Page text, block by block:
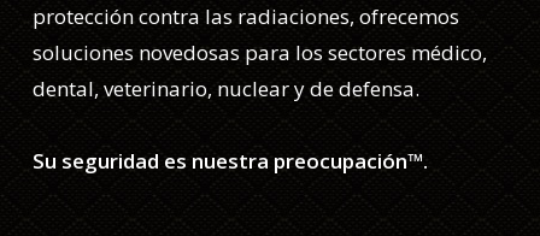
protección contra las radiaciones, ofrecemos
soluciones novedosas para los sectores médico,
dental, veterinario, nuclear y de defensa.
Su seguridad es nuestra preocupación™.